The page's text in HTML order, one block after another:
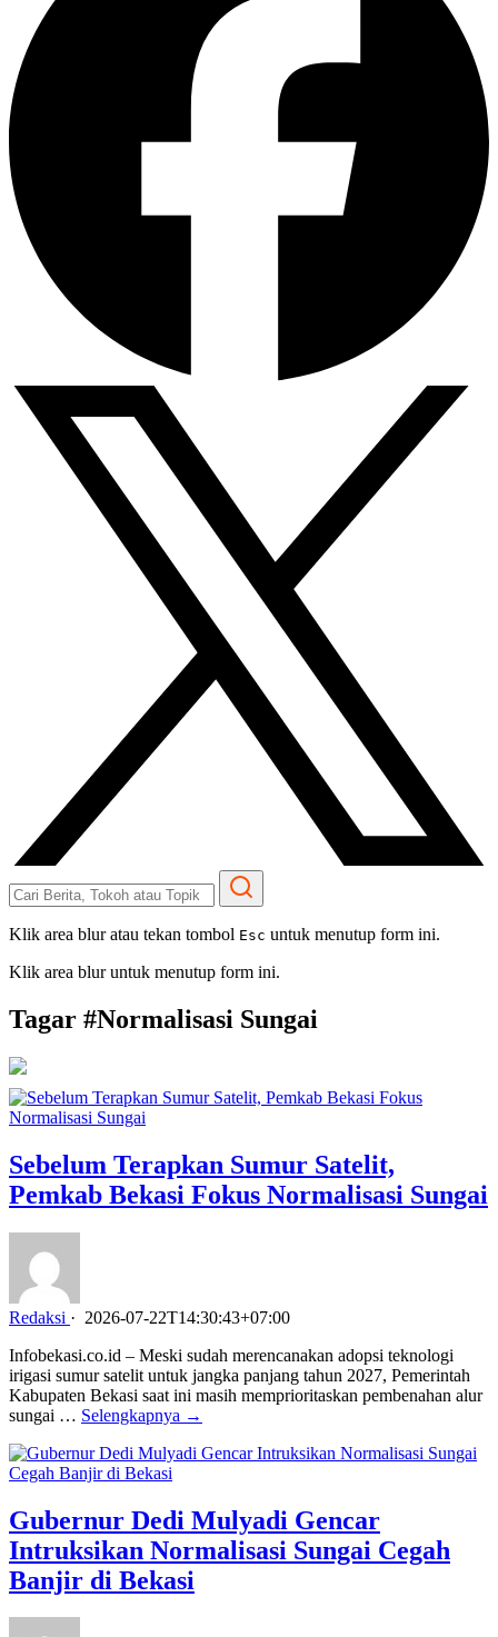
Klik area blur atau tekan tombol Esc untuk menutup form ini.
Klik area blur untuk menutup form ini.
Tagar #Normalisasi Sungai
Sebelum Terapkan Sumur Satelit,
Pemkab Bekasi Fokus Normalisasi Sungai
Redaksi · 2026-07-22T14:30:43+07:00
Infobekasi.co.id – Meski sudah merencanakan adopsi teknologi
irigasi sumur satelit untuk jangka panjang tahun 2027, Pemerintah
Kabupaten Bekasi saat ini masih memprioritaskan pembenahan alur
sungai … Selengkapnya →
Gubernur Dedi Mulyadi Gencar
Intruksikan Normalisasi Sungai Cegah
Banjir di Bekasi